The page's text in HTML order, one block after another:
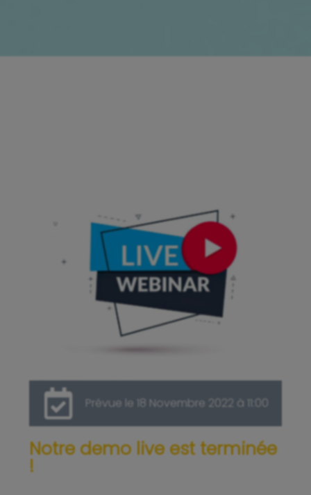
Prévue le 18 Novembre 2022 à 11:00
Notre demo live est terminée
!